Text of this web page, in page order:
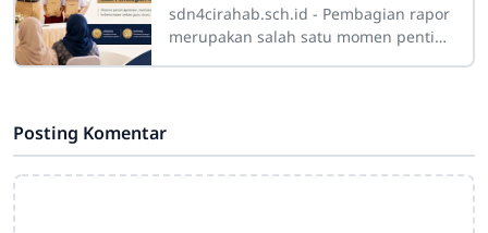
sdn4cirahab.sch.id - Pembagian rapor
merupakan salah satu momen penting
Posting Komentar